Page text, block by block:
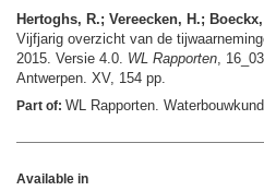
Hertoghs, R.; Vereecken, H.;
Vijfjarig overzicht van de
2015. Versie 4.0. WL Rapporten,
Antwerpen. XV, 154 pp.
Part of: WL Rapporten.
Available in